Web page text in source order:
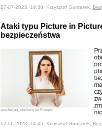
27-07-2023, 19:30, Krzysztof Gontarek,
Ataki typu Picture in
bezpieczeństwa
azerbaijan_stockers on Freepik
12-06-2023, 14:45, Krzysztof Gontarek,